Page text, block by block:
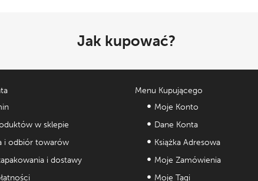
Jak kupować?
w sklepie
i odbiór towarów
i dostawy
Menu Kupującego
Moje Konto
Dane Konta
Książka Adresowa
Moje Zamówienia
Moje Tagi